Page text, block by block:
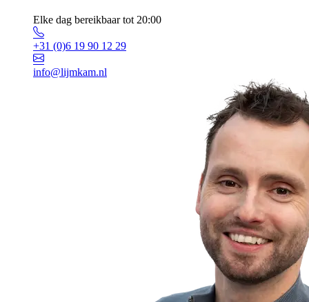
Elke dag bereikbaar tot 20:00
+31 (0)6 19 90 12 29
info@lijmkam.nl